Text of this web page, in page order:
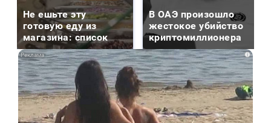
Не ешьте эту
готовую еду из
магазина: список
В ОАЭ произошло
жестокое убийство
криптомиллионера
i